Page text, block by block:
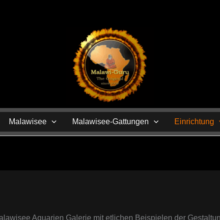
Malawisee Malawisee-Gattungen Einrichtung
Aquarien Galerie mit etlichen Beispielen der